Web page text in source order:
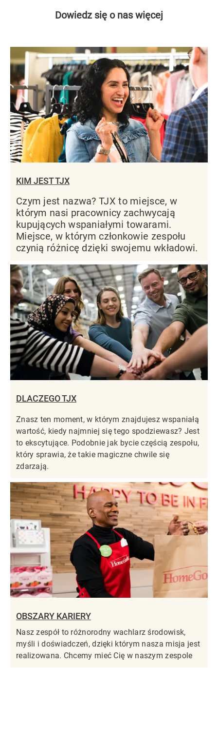
Dowiedz się o nas więcej
KIM JEST TJX
Czym jest nazwa? TJX to miejsce, w
którym nasi pracownicy zachwycają
kupujących wspaniałymi towarami.
Miejsce, w którym członkowie zespołu
czynią różnicę dzięki swojemu wkładowi.
DLACZEGO TJX
Znasz ten moment, w którym znajdujesz wspaniałą
wartość, kiedy najmniej się tego spodziewasz? Jest
to ekscytujące. Podobnie jak bycie częścią zespołu,
który sprawia, że takie magiczne chwile się
zdarzają.
OBSZARY KARIERY
Nasz zespół to różnorodny wachlarz środowisk,
myśli i doświadczeń, dzięki którym nasza misja jest
realizowana. Chcemy mieć Cię w naszym zespole